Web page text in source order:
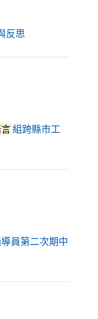
反思
組跨縣市工
窗）
員第二次期中